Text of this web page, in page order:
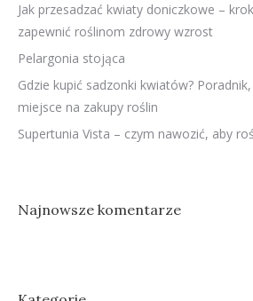
Jak przesadzać kwiaty doniczkowe –
zapewnić roślinom zdrowy wzrost
Pelargonia stojąca
Gdzie kupić sadzonki kwiatów?
miejsce na zakupy roślin
Supertunia Vista – czym nawozić, aby
Najnowsze komentarze